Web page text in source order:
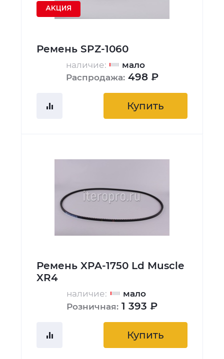
АКЦИЯ
Ремень SPZ-1060
наличие:
мало
Распродажа:498 ₽
Купить
Ремень XPA-1750 Ld Muscle
XR4
наличие:
мало
Розничная: 1 393 ₽
Купить